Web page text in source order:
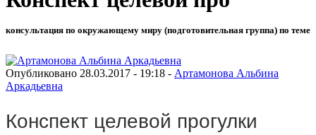
консультация по окружающему миру (подготовительная группа) по теме
Опубликовано 28.03.2017 - 19:18 - Артамонова Альбина
Аркадьевна
Конспект целевой прогулки